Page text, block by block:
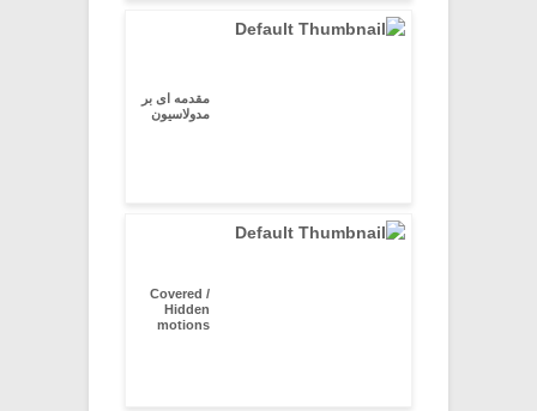
مقدمه ای بر
مدولاسیون
Covered /
Hidden
motions